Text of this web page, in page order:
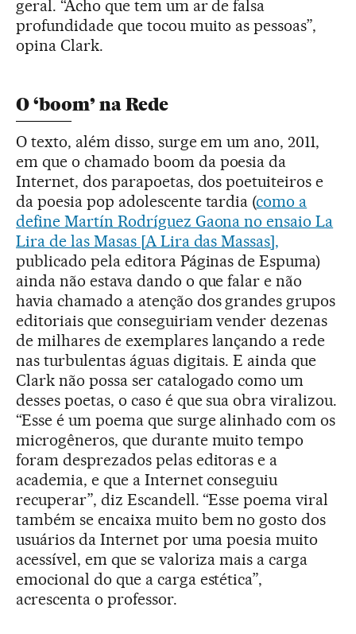
geral. “Acho que tem um ar de falsa
profundidade que tocou muito as pessoas”,
opina Clark.
O ‘boom’ na Rede
O texto, além disso, surge em um ano, 2011,
em que o chamado boom da poesia da
Internet, dos parapoetas, dos poetuiteiros e
da poesia pop adolescente tardia (como a
define Martín Rodríguez Gaona no ensaio La
Lira de las Masas [A Lira das Massas],
publicado pela editora Páginas de Espuma)
ainda não estava dando o que falar e não
havia chamado a atenção dos grandes grupos
editoriais que conseguiriam vender dezenas
de milhares de exemplares lançando a rede
nas turbulentas águas digitais. E ainda que
Clark não possa ser catalogado como um
desses poetas, o caso é que sua obra viralizou.
“Esse é um poema que surge alinhado com os
microgêneros, que durante muito tempo
foram desprezados pelas editoras e a
academia, e que a Internet conseguiu
recuperar”, diz Escandell. “Esse poema viral
também se encaixa muito bem no gosto dos
usuários da Internet por uma poesia muito
acessível, em que se valoriza mais a carga
emocional do que a carga estética”,
acrescenta o professor.